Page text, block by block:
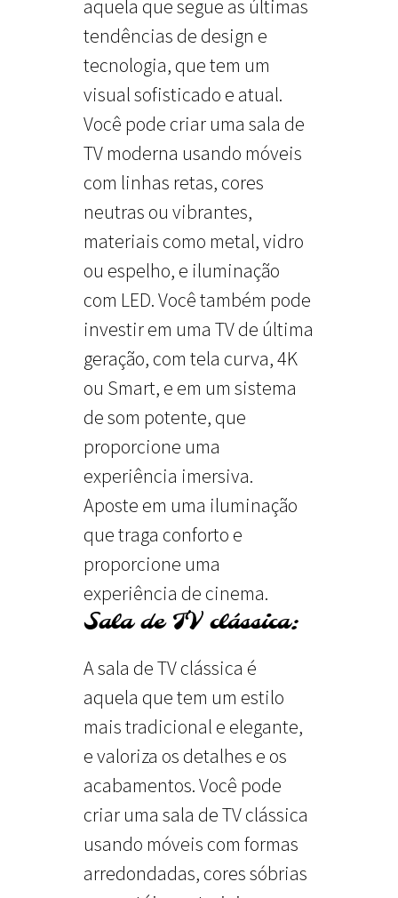
aquela que segue as últimas
tendências de design e
tecnologia, que tem um
visual sofisticado e atual.
Você pode criar uma sala de
TV moderna usando móveis
com linhas retas, cores
neutras ou vibrantes,
materiais como metal, vidro
ou espelho, e iluminação
com LED. Você também pode
investir em uma TV de última
geração, com tela curva, 4K
ou Smart, e em um sistema
de som potente, que
proporcione uma
experiência imersiva.
Aposte em uma iluminação
que traga conforto e
proporcione uma
experiência de cinema.
Sala de TV clássica:
A sala de TV clássica é
aquela que tem um estilo
mais tradicional e elegante,
e valoriza os detalhes e os
acabamentos. Você pode
criar uma sala de TV clássica
usando móveis com formas
arredondadas, cores sóbrias